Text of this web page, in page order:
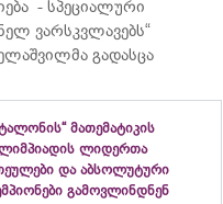
- სპეციალური
ვარსკვლავებს“
გადასცა
მათემატიკის
ლიდერთა
და აბსოლუტური
გამოვლინდნენ